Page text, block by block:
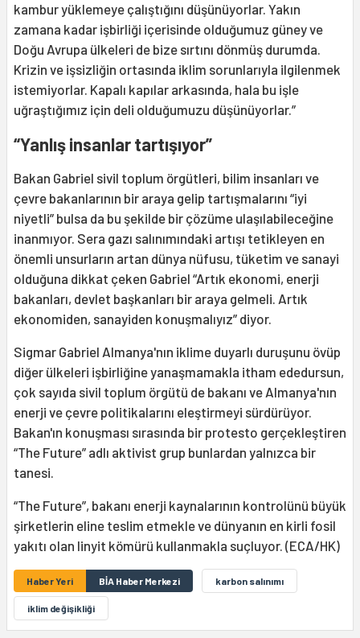
kambur yüklemeye çalıştığını düşünüyorlar. Yakın
zamana kadar işbirliği içerisinde olduğumuz güney ve
Doğu Avrupa ülkeleri de bize sırtını dönmüş durumda.
Krizin ve işsizliğin ortasında iklim sorunlarıyla ilgilenmek
istemiyorlar. Kapalı kapılar arkasında, hala bu işle
uğraştığımız için deli olduğumuzu düşünüyorlar.”
“Yanlışinsanlar tartışıyor”
Bakan Gabriel sivil toplum örgütleri, bilim insanları ve
çevre bakanlarının bir araya gelip tartışmalarını “iyi
niyetli” bulsa da bu şekilde bir çözüme ulaşılabileceğine
inanmıyor. Sera gazı salınımındaki artışı tetikleyen en
önemli unsurların artan dünya nüfusu, tüketim ve sanayi
olduğuna dikkat çeken Gabriel “Artık ekonomi, enerji
bakanları, devlet başkanları bir araya gelmeli. Artık
ekonomiden, sanayiden konuşmalıyız” diyor.
Sigmar Gabriel Almanya'nın iklime duyarlı duruşunu övüp
diğer ülkeleri işbirliğine yanaşmamakla itham ededursun,
çok sayıda sivil toplum örgütü de bakanı ve Almanya'nın
enerji ve çevre politikalarını eleştirmeyi sürdürüyor.
Bakan'ın konuşması sırasında bir protesto gerçekleştiren
“The Future” adlı aktivist grup bunlardan yalnızca bir
tanesi.
“The Future”, bakanı enerji kaynalarının kontrolünü büyük
şirketlerin eline teslim etmekle ve dünyanın en kirli fosil
yakıtı olan linyit kömürü kullanmakla suçluyor. (ECA/HK)
Haber Yeri BİA Haber Merkezi karbon salınımı
iklim değişikliği